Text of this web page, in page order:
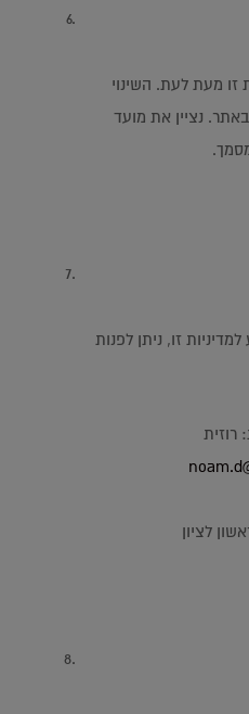
זו מעת לעת. השינוי
נציין את מועד
זו, ניתן לפנות
רוזית